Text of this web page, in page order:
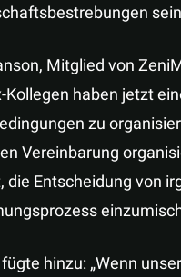
Mitglied von
haben jetzt
zu
Vereinbarung
die Entscheidung von
hinzu: „Wenn